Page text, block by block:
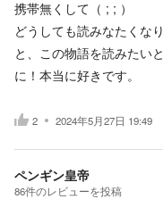
携帯無くして（ ; ; ）
どうしても読みなたくな
と、この物語を読みたい
に！本当に好きです。
2 2024年5月27日 19:49
ペンギン皇帝
86件のレビューを投稿